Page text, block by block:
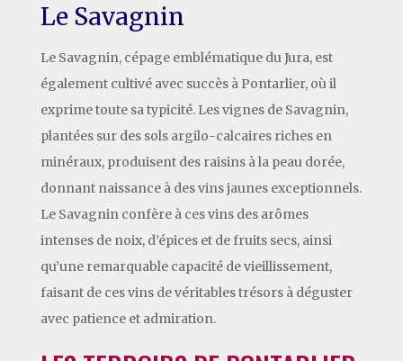
Le Savagnin
Le Savagnin, cépage emblématique du Jura, est
également cultivé avec succès à Pontarlier, où il
exprime toute sa typicité. Les vignes de Savagnin,
plantées sur des sols argilo-calcaires riches en
minéraux, produisent des raisins à la peau dorée,
donnant naissance à des vins jaunes exceptionnels.
Le Savagnin confère à ces vins des arômes
intenses de noix, d’épices et de fruits secs, ainsi
qu’une remarquable capacité de vieillissement,
faisant de ces vins de véritables trésors à déguster
avec patience et admiration.